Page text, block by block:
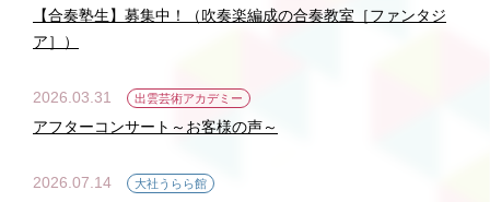
【合奏塾生】募集中！（吹奏楽編成の合奏教室［ファンタジ
ア］）
2026.03.31 出雲芸術アカデミー
アフターコンサート～お客様の声～
2026.07.14 大社うらら館